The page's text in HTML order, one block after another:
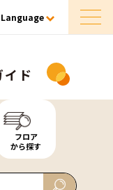
Language
ド
フロア
から探す